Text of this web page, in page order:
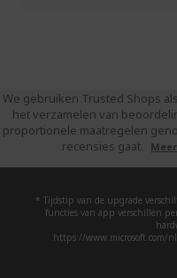
We gebruiken Trusted Shops
het verzamelen van
proportionele maatregelen
recensies gaat.
* Tijdstip van de upgrade
functies van app verschillen
https://www.microsoft.com/